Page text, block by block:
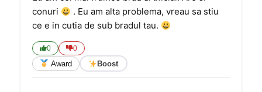
conuri
. Eu am alta problema, vreau sa stiu
ce e in cutia de sub bradul tau.
0 0
Award Boost